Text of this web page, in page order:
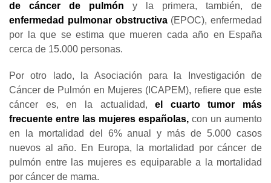
de cáncer de pulmón y la primera, también, de
enfermedad pulmonar obstructiva(EPOC), enfermedad
por la que se estima que mueren cada año en España
cerca de 15.000 personas.
Por otro lado, la Asociación para la Investigación de
Cáncer de Pulmón en Mujeres (ICAPEM), refiere que este
cáncer es, en la actualidad,el cuarto tumor más
frecuente entre las mujeres españolas, con un aumento
en la mortalidad del 6% anual y más de 5.000 casos
nuevos al año. En Europa, la mortalidad por cáncer de
pulmón entre las mujeres es equiparable a la mortalidad
por cáncer de mama.